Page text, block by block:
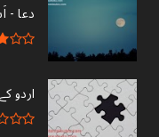
دعا - ‎اَسْتَغْفِرُ اللهَ رَبِّىْ مِنْ کل ذَنبٍ وَّاَتُوْبُ اِلَيْهِ
اردو